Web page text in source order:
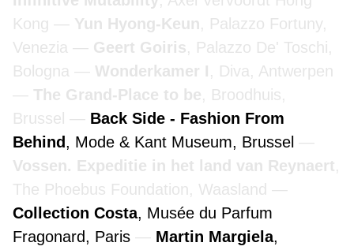
Kong
Yun Hyong-Keun, Palazzo Fortuny,
Venezia
Geert Goiris, Palazzo De' Toschi,
Bologna
Wonderkamer I, Diva, Antwerpen
The Grand-Place to be, Broodhuis,
Brussel
Back Side - Fashion From
Behind, Mode & Kant Museum, Brussel
Vossen. Expeditie in het land van Reynaert,
The Phoebus Foundation, Waasland
Collection Costa, Musée du Parfum
Fragonard, Paris
Martin Margiela,